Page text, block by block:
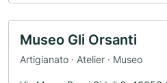
Museo Gli Orsanti
Artigianato · Atelier · Museo